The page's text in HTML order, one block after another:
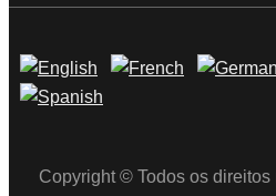
Copyright © Todos os